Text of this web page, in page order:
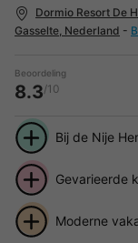
Dormio Resort De
Gasselte, Nederland -
Beoordeling
8.3/10
Bij de Nije
Gevarieerde
Moderne